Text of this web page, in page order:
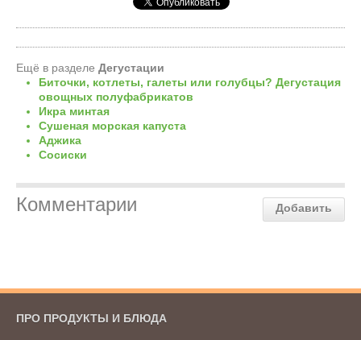
Ещё в разделе Дегустации
Биточки, котлеты, галеты или голубцы? Дегустация
овощных полуфабрикатов
Икра минтая
Сушеная морская капуста
Аджика
Сосиски
Добавить
Комментарии
ПРО ПРОДУКТЫ И БЛЮДА